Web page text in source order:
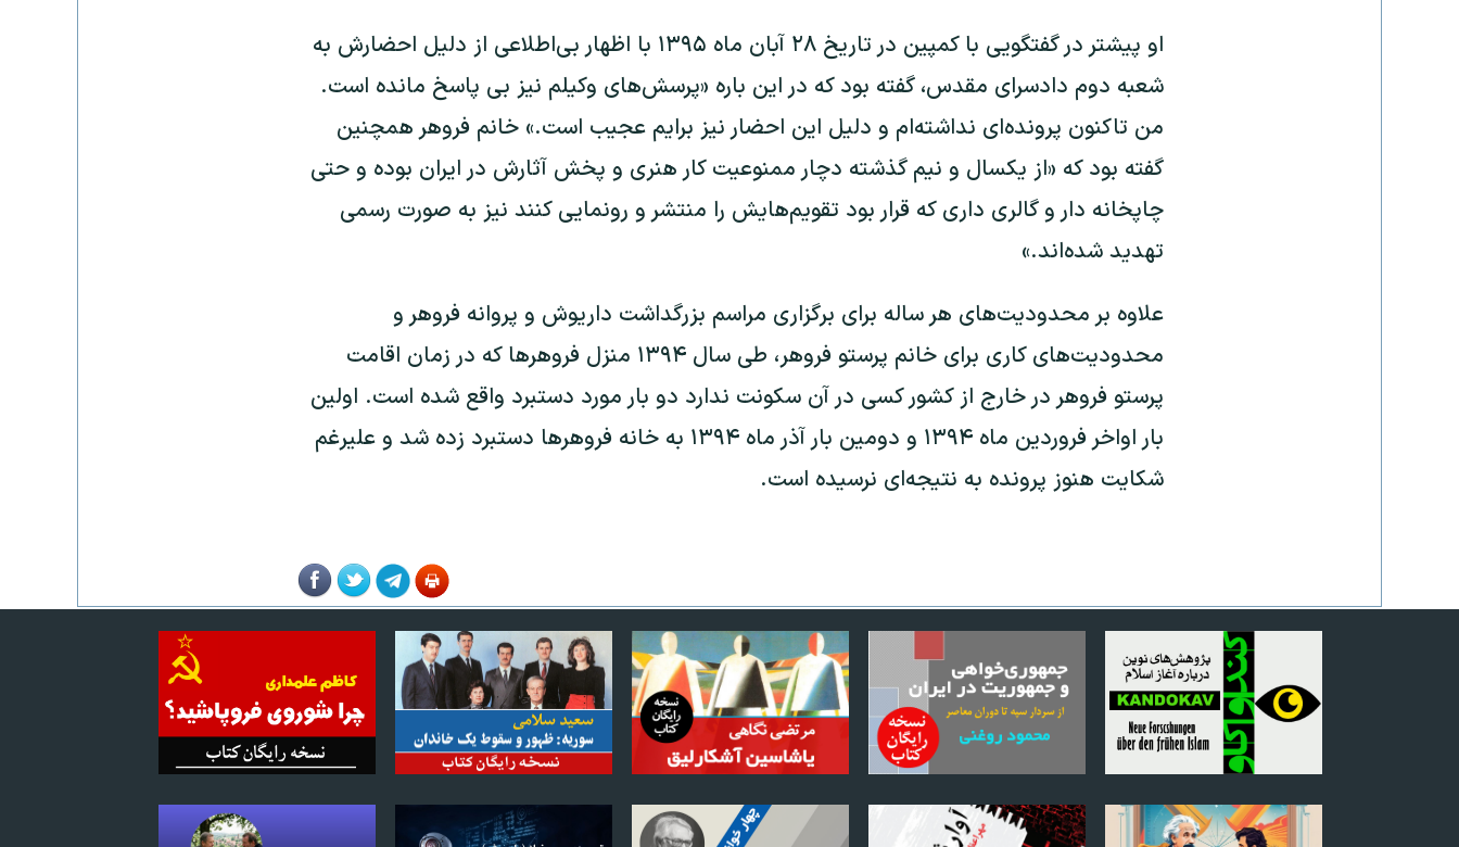
او پیشتر در گفتگویی با کمپین در تاریخ ۲۸ آبان ماه ۱۳۹۵ با اظهار بی‌اطلاعی از دلیل احضارش به
شعبه دوم دادسرای مقدس، گفته بود که در این باره «پرسش‌های وکیلم نیز بی پاسخ مانده است.
من تاکنون پرونده‌ای نداشته‌ام و دلیل این احضار نیز برایم عجیب است.» خانم فروهر همچنین
گفته بود که «از یکسال و نیم گذشته دچار ممنوعیت کار هنری و پخش آثارش در ایران بوده و حتی
چاپخانه دار و گالری داری که قرار بود تقویم‌هایش را منتشر و رونمایی کنند نیز به صورت رسمی
تهدید شده‌اند.»
علاوه بر محدودیت‌های هر ساله برای برگزاری مراسم بزرگداشت داریوش و پروانه فروهر و
محدودیت‌های کاری برای خانم پرستو فروهر، طی سال ۱۳۹۴ منزل فروهرها که در زمان اقامت
پرستو فروهر در خارج از کشور کسی در آن سکونت ندارد دو بار مورد دستبرد واقع شده است. اولین
بار اواخر فروردین ماه ۱۳۹۴ و دومین بار آذر ماه ۱۳۹۴ به خانه فروهرها دستبرد زده شد و علیرغم
شکایت هنوز پرونده به نتیجه‌ای نرسیده است.